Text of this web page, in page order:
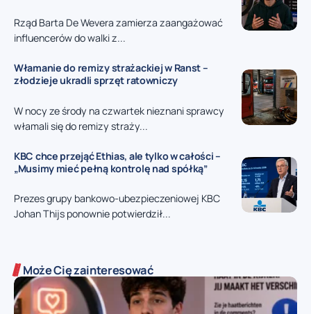
Rząd Barta De Wevera zamierza zaangażować
influencerów do walki z...
Włamanie do remizy strażackiej w Ranst –
złodzieje ukradli sprzęt ratowniczy
W nocy ze środy na czwartek nieznani sprawcy
włamali się do remizy straży...
KBC chce przejąć Ethias, ale tylko w całości –
„Musimy mieć pełną kontrolę nad spółką”
Prezes grupy bankowo-ubezpieczeniowej KBC
Johan Thijs ponownie potwierdził...
Może Cię zainteresować